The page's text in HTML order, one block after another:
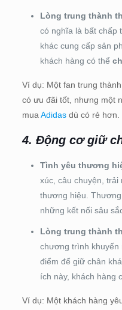
Lòng trung thành
có nghĩa là bất chấp
khác cung cấp sản
khách hàng có thể
Ví dụ: Một fan trung
có ưu đãi tốt, nhưng một
muaAdidasdù có rẻ hơn.
4. Động cơ giữ
Tình yêu thương
xúc, câu chuyện, trải
thương hiệu.
những kết nối sâu
Lòng trung thành
chương trình khuyến
điểm để giữ chân
ích này, khách hàng
Ví dụ: Một khách hàng